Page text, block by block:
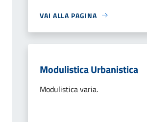
VAI ALLA PAGINA
Modulistica Urbanistica
Modulistica varia.